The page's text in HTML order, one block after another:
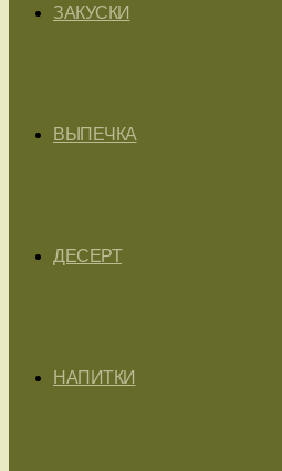
ЗАКУСКИ
ВЫПЕЧКА
ДЕСЕРТ
НАПИТКИ